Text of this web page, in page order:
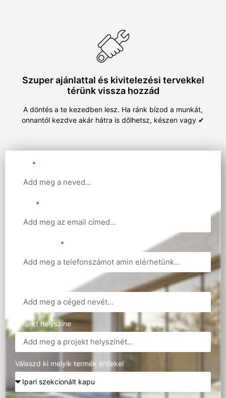
Szuper ajánlattal és kivitelezési tervekkel
térünk vissza hozzád
A döntés a te kezedben lesz. Ha ránk bízod a munkát,
onnantól kezdve akár hátra is dőlhetsz, készen vagy ✔
Projekt helyszíne
Válaszd ki melyik termék érdekel